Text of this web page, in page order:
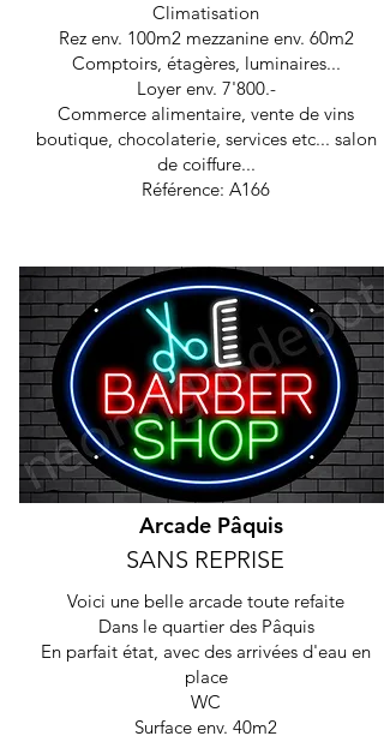
Climatisation
Rez env. 100m2 mezzanine env. 60m2
Comptoirs, étagères, luminaires...
Loyer env. 7'800.-
Commerce alimentaire, vente de vins
boutique, chocolaterie, services etc... salon
de coiffure...
Référence: A166
Arcade Pâquis
SANS REPRISE
Voici une belle arcade toute refaite
Dans le quartier des Pâquis
En parfait état, avec des arrivées d'eau en
place
WC
Surface env. 40m2